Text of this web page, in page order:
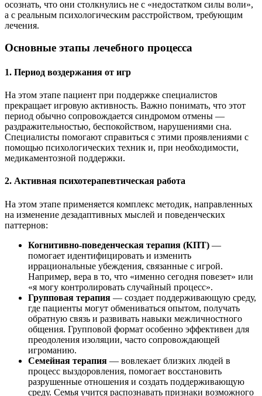
осознать, что они столкнулись не с «недостатком силы воли»,
а с реальным психологическим расстройством, требующим
лечения.
Основные этапы лечебного процесса
1. Период воздержания от игр
На этом этапе пациент при поддержке специалистов
прекращает игровую активность. Важно понимать, что этот
период обычно сопровождается синдромом отмены —
раздражительностью, беспокойством, нарушениями сна.
Специалисты помогают справиться с этими проявлениями с
помощью психологических техник и, при необходимости,
медикаментозной поддержки.
2. Активная психотерапевтическая работа
На этом этапе применяется комплекс методик, направленных
на изменение дезадаптивных мыслей и поведенческих
паттернов:
Когнитивно-поведенческая терапия (КПТ) —
помогает идентифицировать и изменить
иррациональные убеждения, связанные с игрой.
Например, вера в то, что «именно сегодня повезет» или
«я могу контролировать случайный процесс».
Групповая терапия — создает поддерживающую среду,
где пациенты могут обмениваться опытом, получать
обратную связь и развивать навыки межличностного
общения. Групповой формат особенно эффективен для
преодоления изоляции, часто сопровождающей
игроманию.
Семейная терапия — вовлекает близких людей в
процесс выздоровления, помогает восстановить
разрушенные отношения и создать поддерживающую
среду. Семья учится распознавать признаки возможного